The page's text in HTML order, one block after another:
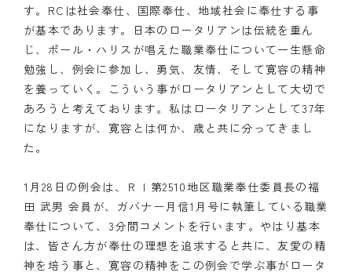
クラブの歴史
歴代会長・幹事
記念誌
案内
例会場・事務局の案内
リンク集
情報公開
入会のご案内
す。RCは社会奉仕、国際奉仕、地域社会に奉仕する事
が基本であります。日本のロータリアンは伝統を重ん
じ、ポール・ハリスが唱えた職業奉仕について一生懸命
勉強し、例会に参加し、勇気、友情、そして寛容の精神
を養っていく。こういう事がロータリアンとして大切で
あろうと考えております。私はロータリアンとして37年
になりますが、寛容とは何か、歳と共に分ってきまし
た。
1月28日の例会は、ＲＩ第2510地区職業奉仕委員長の福
田 武男 会員が、ガバナー月信1月号に執筆している職業
奉仕について、3分間コメントを行います。やはり基本
は、皆さん方が奉仕の理想を追求すると共に、友愛の精
神を培う事と、寛容の精神をこの例会で学ぶ事がロータ